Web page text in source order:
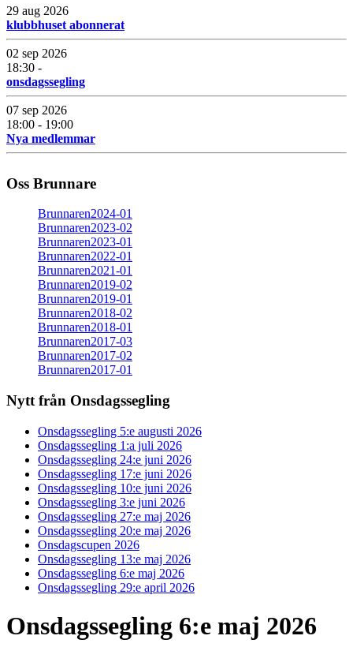
29 aug 2026
klubbhuset abonnerat
02 sep 2026
18:30 -
onsdagssegling
07 sep 2026
18:00 - 19:00
Nya medlemmar
Oss Brunnare
Brunnaren2024-01
Brunnaren2023-02
Brunnaren2023-01
Brunnaren2022-01
Brunnaren2021-01
Brunnaren2019-02
Brunnaren2019-01
Brunnaren2018-02
Brunnaren2018-01
Brunnaren2017-03
Brunnaren2017-02
Brunnaren2017-01
Nytt från Onsdagssegling
Onsdagssegling 5:e augusti 2026
Onsdagssegling 1:a juli 2026
Onsdagssegling 24:e juni 2026
Onsdagssegling 17:e juni 2026
Onsdagssegling 10:e juni 2026
Onsdagssegling 3:e juni 2026
Onsdagssegling 27:e maj 2026
Onsdagssegling 20:e maj 2026
Onsdagscupen 2026
Onsdagssegling 13:e maj 2026
Onsdagssegling 6:e maj 2026
Onsdagssegling 29:e april 2026
Onsdagssegling 6:e maj 2026